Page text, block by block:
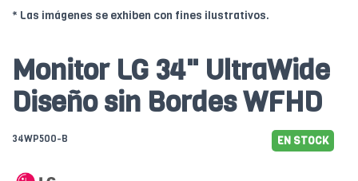
* Las imágenes se exhiben con fines ilustrativos.
Monitor LG 34" UltraWide
Diseño sin Bordes WFHD
34WP500-B EN STOCK